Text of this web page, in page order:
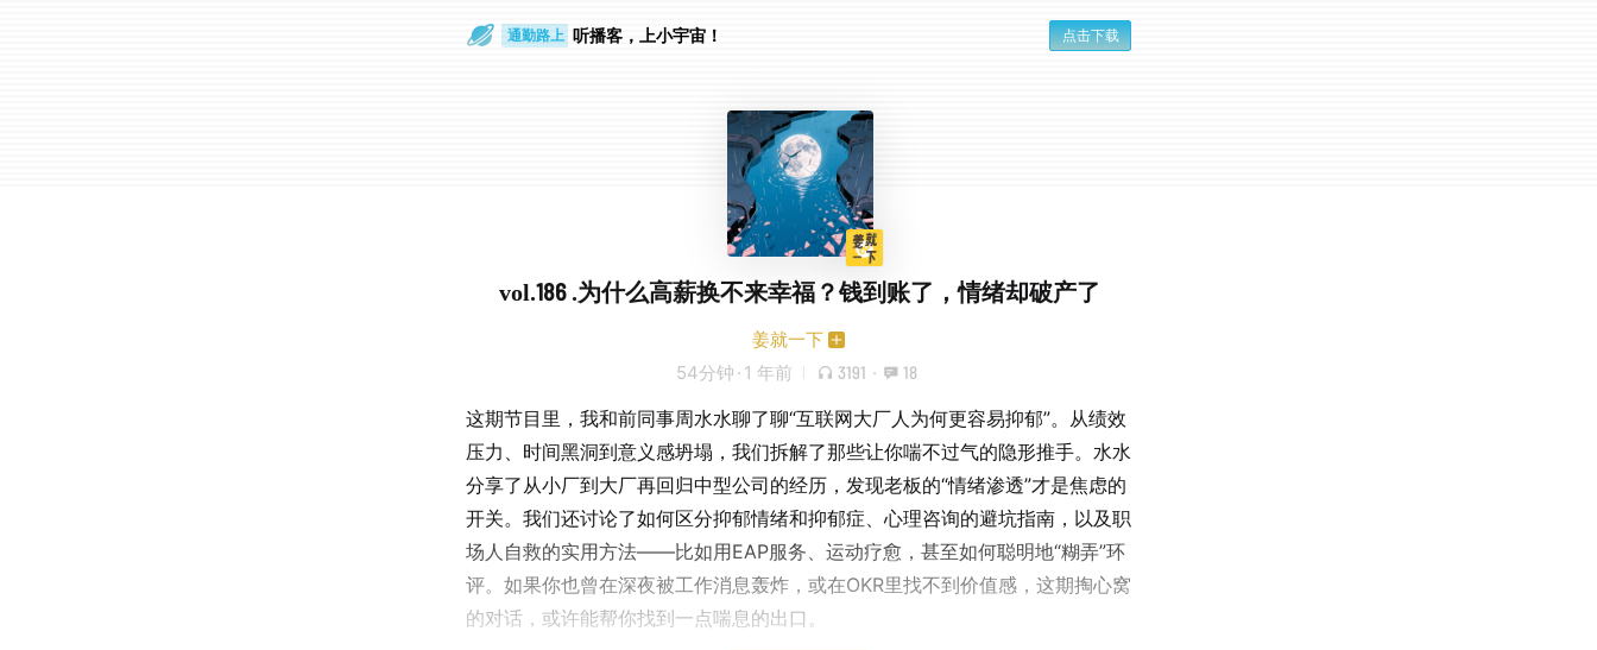
通勤路上 听播客，上小宇宙！ 点击下载
vol.186 .为什么高薪换不来幸福？钱到账了，情绪却破产了
姜就一下
54分钟 · 1 年前 3191 · 18
这期节目里，我和前同事周水水聊了聊“互联网大厂人为何更容易抑郁”。从绩效
压力、时间黑洞到意义感坍塌，我们拆解了那些让你喘不过气的隐形推手。水水
分享了从小厂到大厂再回归中型公司的经历，发现老板的“情绪渗透”才是焦虑的
开关。我们还讨论了如何区分抑郁情绪和抑郁症、心理咨询的避坑指南，以及职
场人自救的实用方法——比如用EAP服务、运动疗愈，甚至如何聪明地“糊弄”环
评。如果你也曾在深夜被工作消息轰炸，或在OKR里找不到价值感，这期掏心窝
的对话，或许能帮你找到一点喘息的出口。